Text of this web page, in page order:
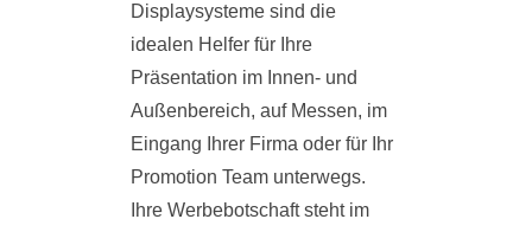
Displaysysteme sind die
idealen Helfer für Ihre
Präsentation im Innen- und
Außenbereich, auf Messen, im
Eingang Ihrer Firma oder für Ihr
Promotion Team unterwegs.
Ihre Werbebotschaft steht im